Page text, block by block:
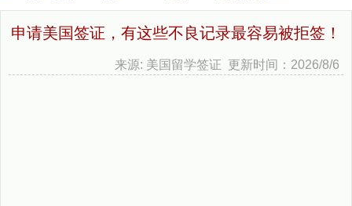
申请美国签证，有这些不良记录最容易被拒签！
来源: 美国留学签证 更新时间：2026/8/6